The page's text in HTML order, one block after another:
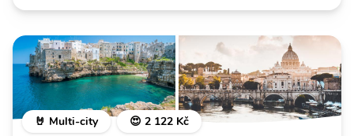
🤘 Multi-city 😍 2 122 Kč